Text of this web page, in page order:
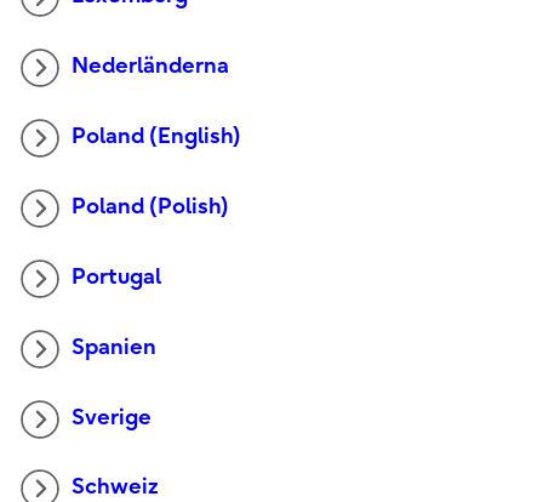
Nederländerna
Poland (English)
Poland (Polish)
Portugal
Spanien
Sverige
Schweiz